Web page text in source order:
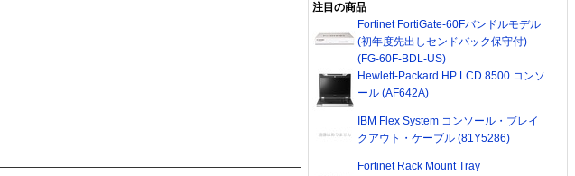
注目の商品
Fortinet FortiGate-60Fバンドルモデル
(初年度先出しセンドバック保守付)
(FG-60F-BDL-US)
Hewlett-Packard HP LCD 8500 コンソ
ール (AF642A)
IBM Flex System コンソール・ブレイ
クアウト・ケーブル (81Y5286)
Fortinet Rack Mount Tray